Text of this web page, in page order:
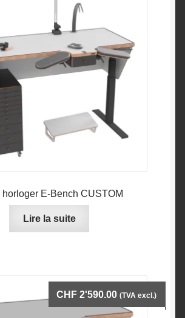
horloger E-Bench CUSTOM
Lire la suite
CHF 2'590.00 (TVA excl.)